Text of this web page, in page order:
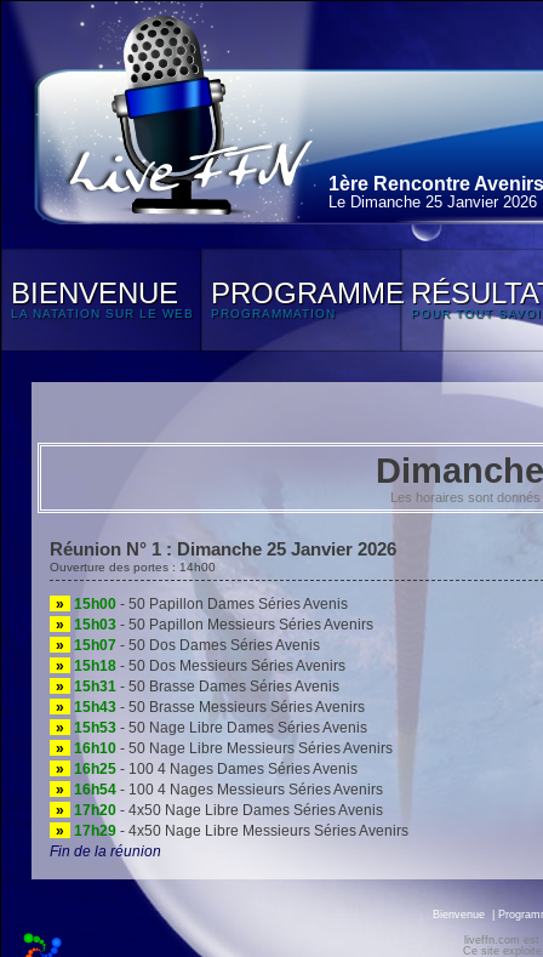
1ère Rencontre
Le Dimanche 25 Janvier 2026
BIENVENUE
LA NATATION SUR LE WEB
PROGRAMME
PROGRAMMATION POUR TOUT
Les horaires sont
Réunion N° 1 : Dimanche 25 Janvier 2026
Ouverture des portes : 14h00
» 15h00 - 50 Papillon Dames Séries Avenis
»
15h03 - 50 Papillon Messieurs Séries Avenirs
»
15h07 - 50 Dos Dames Séries Avenis
»
15h18 - 50 Dos Messieurs Séries Avenirs
»
15h31 - 50 Brasse Dames Séries Avenis
»
15h43 - 50 Brasse Messieurs Séries Avenirs
»
15h53 - 50 Nage Libre Dames Séries Avenis
»
16h10 - 50 Nage Libre Messieurs Séries Avenirs
»
16h25 - 100 4 Nages Dames Séries Avenis
»
16h54 - 100 4 Nages Messieurs Séries Avenirs
»
17h20 - 4x50 Nage Libre Dames Séries Avenis
»
17h29 - 4x50 Nage Libre Messieurs Séries Avenirs
Fin de la réunion
Bienvenue
liveffn.com est
Ce site